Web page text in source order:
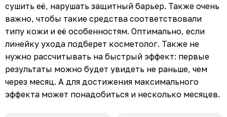
сушить её, нарушать защитный барьер. Также очень
важно, чтобы такие средства соответствовали
типу кожи и её особенностям. Оптимально, если
линейку ухода подберет косметолог. Также не
нужно рассчитывать на быстрый эффект: первые
результаты можно будет увидеть не раньше, чем
через месяц. А для достижения максимального
эффекта может понадобиться и несколько месяцев.